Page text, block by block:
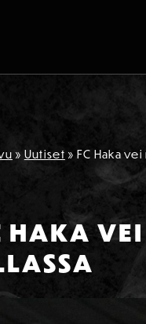
» Uutiset » FC Haka
HAKA